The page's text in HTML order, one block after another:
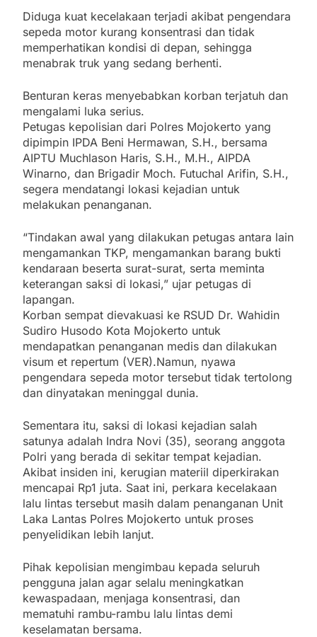
Diduga kuat kecelakaan terjadi akibat pengendara
sepeda motor kurang konsentrasi dan tidak
memperhatikan kondisi di depan, sehingga
menabrak truk yang sedang berhenti.
Benturan keras menyebabkan korban terjatuh dan
mengalami luka serius.
Petugas kepolisian dari Polres Mojokerto yang
dipimpin IPDA Beni Hermawan, S.H., bersama
AIPTU Muchlason Haris, S.H., M.H., AIPDA
Winarno, dan Brigadir Moch. Futuchal Arifin, S.H.,
segera mendatangi lokasi kejadian untuk
melakukan penanganan.
“Tindakan awal yang dilakukan petugas antara lain
mengamankan TKP, mengamankan barang bukti
kendaraan beserta surat-surat, serta meminta
keterangan saksi di lokasi,” ujar petugas di
lapangan.
Korban sempat dievakuasi ke RSUD Dr. Wahidin
Sudiro Husodo Kota Mojokerto untuk
mendapatkan penanganan medis dan dilakukan
visum et repertum (VER).Namun, nyawa
pengendara sepeda motor tersebut tidak tertolong
dan dinyatakan meninggal dunia.
Sementara itu, saksi di lokasi kejadian salah
satunya adalah Indra Novi (35), seorang anggota
Polri yang berada di sekitar tempat kejadian.
Akibat insiden ini, kerugian materiil diperkirakan
mencapai Rp1 juta. Saat ini, perkara kecelakaan
lalu lintas tersebut masih dalam penanganan Unit
Laka Lantas Polres Mojokerto untuk proses
penyelidikan lebih lanjut.
Pihak kepolisian mengimbau kepada seluruh
pengguna jalan agar selalu meningkatkan
kewaspadaan, menjaga konsentrasi, dan
mematuhi rambu-rambu lalu lintas demi
keselamatan bersama.